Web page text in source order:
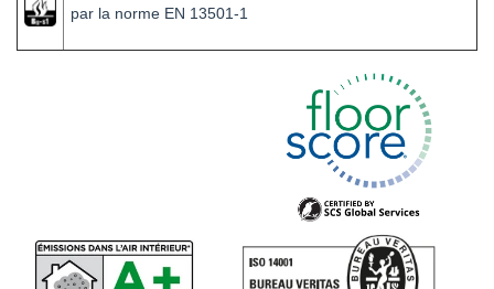
par la norme EN 13501-1